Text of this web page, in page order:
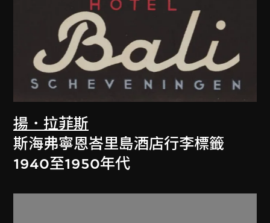
揚．拉菲斯
斯海弗寧恩峇里島酒店行李標籤
1940至1950年代